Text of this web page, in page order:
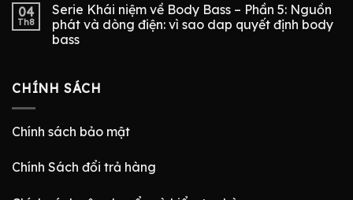
04
Th8
Serie Khái niệm về Body Bass – Phần 5: Nguồn
phát và dòng điện: vì sao dap quyết định body
bass
CHÍNH SÁCH
Chính sách bảo mật
Chính Sách đổi trả hàng